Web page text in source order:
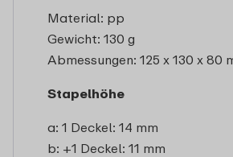
Material: pp
Gewicht: 130 g
Abmessungen: 125 x 130 x 80
Stapelhöhe
a: 1 Deckel: 14 mm
b: +1 Deckel: 11 mm